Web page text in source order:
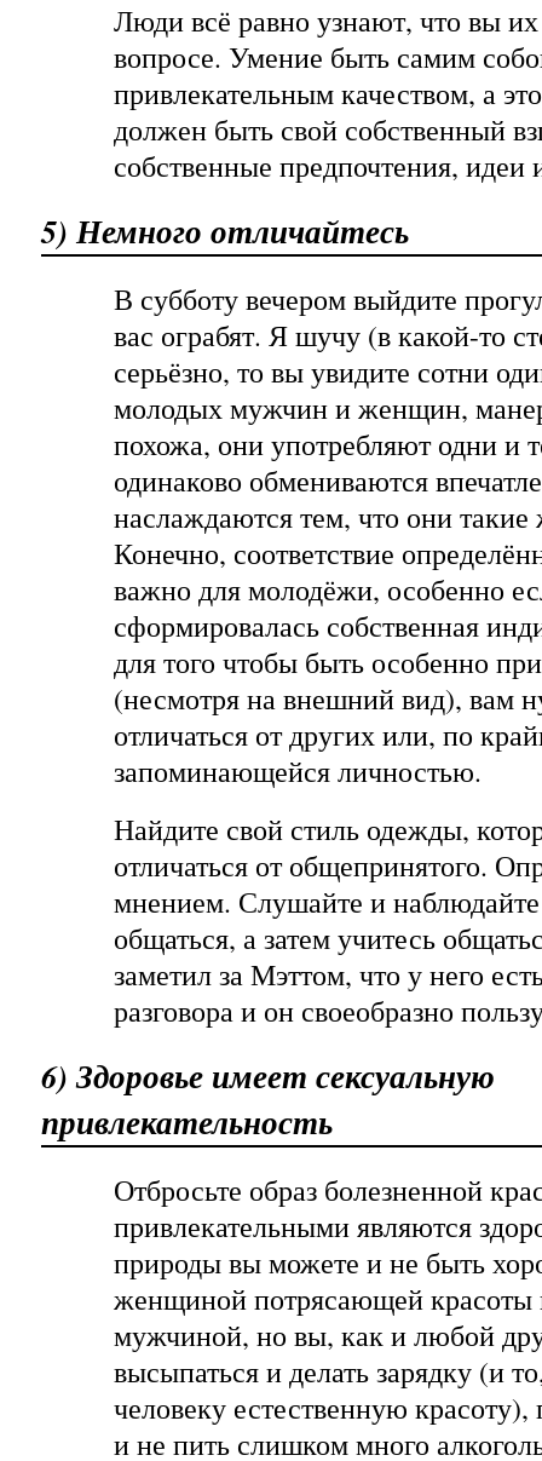
Люди всё равно узнают, что вы
вопросе. Умение быть самим
привлекательным качеством, а
должен быть свой собственный
собственные предпочтения, идеи
5) Немного отличайтесь
В субботу вечером выйдите
вас ограбят. Я шучу (в какой-то
серьёзно, то вы увидите сотни
молодых мужчин и женщин,
похожа, они употребляют одни и
одинаково обмениваются
наслаждаются тем, что они такие
Конечно, соответствие
важно для молодёжи, особенно
сформировалась собственная
для того чтобы быть особенно
(несмотря на внешний вид), вам
отличаться от других или, по
запоминающейся личностью.
Найдите свой стиль одежды,
отличаться от общепринятого.
мнением. Слушайте и наблюдайте
общаться, а затем учитесь
заметил за Мэттом, что у него
разговора и он своеобразно
6) Здоровье имеет сексуальную
привлекательность
Отбросьте образ болезненной
привлекательными являются
природы вы можете и не быть
женщиной потрясающей красоты
мужчиной, но вы, как и любой
высыпаться и делать зарядку (и
человеку естественную красоту),
и не пить слишком много